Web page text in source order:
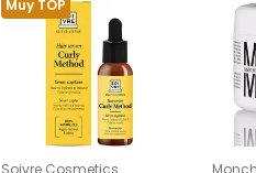
Muy TOP
Soivre Cosmetics